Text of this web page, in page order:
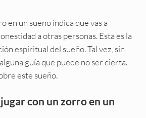
en un sueño indica que vas a
a otras personas. Esta es la
espiritual del sueño. Tal vez, sin
guía que puede no ser cierta.
este sueño.
con un zorro en un